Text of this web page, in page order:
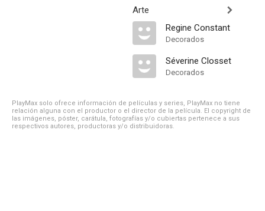
Arte
Regine Constant
Decorados
Séverine Closset
Decorados
PlayMax solo ofrece información de películas y series, PlayMax no tiene
relación alguna con el productor o el director de la película. El copyright de
las imágenes, póster, carátula, fotografías y/o cubiertas pertenece a sus
respectivos autores, productoras y/o distribuidoras.